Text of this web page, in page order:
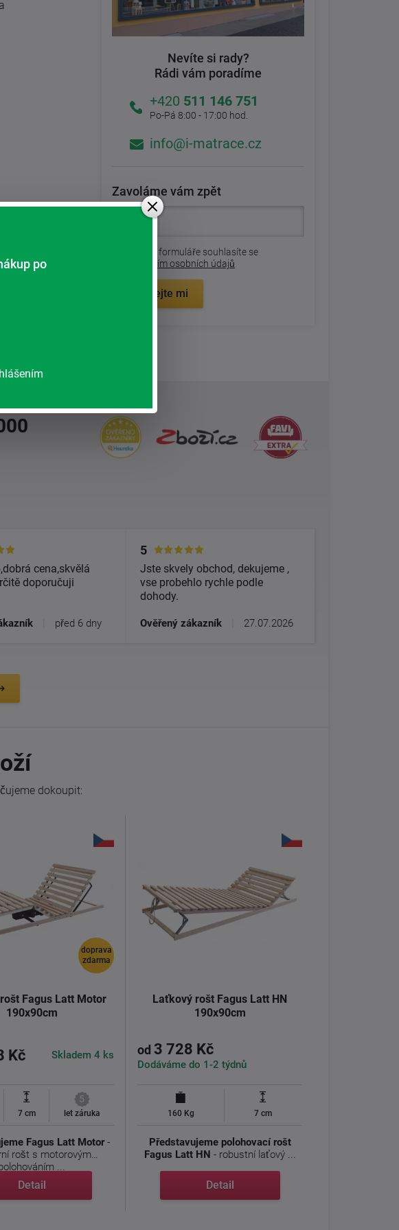
Nevíte si rady?
Rádi vám poradíme
+420 511 146 751
Po-Pá 8:00 - 17:00 hod.
info@i-matrace.cz
Zavoláme vám zpět
Odesláním formuláře souhlasíte se
zpracovaním osobních údajů
Zavolejte mi
cena,skvělá
doporučuji
před 6 dny
5
Jste skvely obchod, dekujeme ,
vse probehlo rychle podle
dohody.
Ověřený zákazník 27.07.2026
dokoupit:
doprava
zdarma
Fagus Latt Motor
190x90cm
Kč Skladem 4 ks
7 cm
5
let záruka
Fagus Latt Motor-
rošt s motorovým
...
Detail
Laťkový rošt Fagus Latt HN
190x90cm
od 3 728 Kč
Dodáváme do 1-2 týdnů
160 Kg 7 cm
Představujeme polohovací rošt
Fagus Latt HN - robustní laťový ...
Detail
po